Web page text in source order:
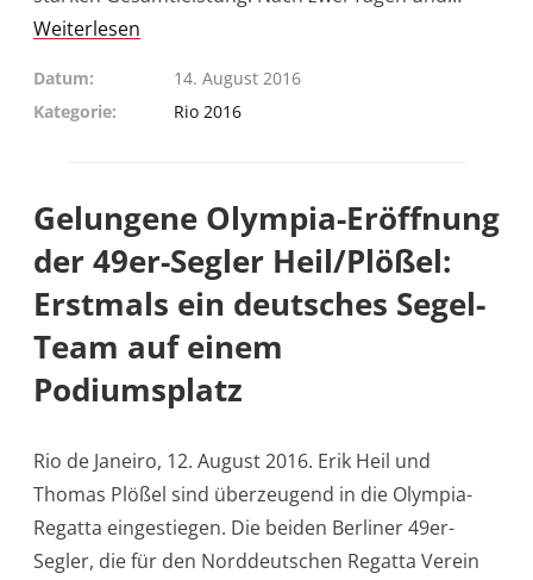
Weiterlesen
Datum
14. August 2016
Kategorie
Rio 2016
Gelungene Olympia-Eröffnung
der 49er-Segler Heil/Plößel:
Erstmals ein deutsches Segel-
Team auf einem
Podiumsplatz
Rio de Janeiro, 12. August 2016. Erik Heil und
Thomas Plößel sind überzeugend in die Olympia-
Regatta eingestiegen. Die beiden Berliner 49er-
Segler, die für den Norddeutschen Regatta Verein